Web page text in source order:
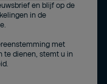
en blijf op de
in de
met
te dienen, stemt u in